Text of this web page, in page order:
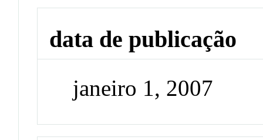
data de publicação
janeiro 1, 2007